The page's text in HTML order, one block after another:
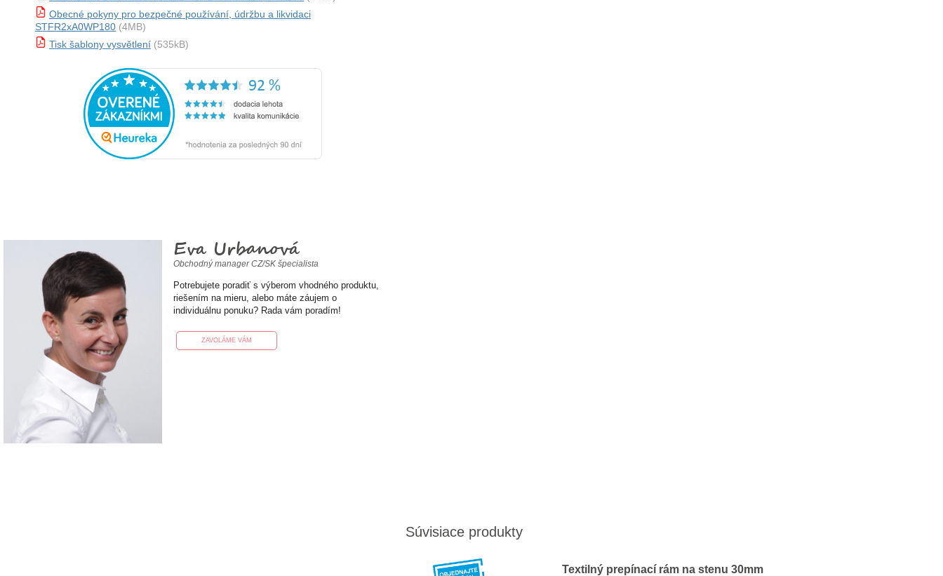
Obecné pokyny pro bezpečné používání, údržbu a likvidaci
STFR2xA0WP180 (4MB)
Tisk šablony vysvětlení (535kB)
Eva Urbanová
Obchodný manager CZ/SK špecialista
Potrebujete poradiť s výberom vhodného produktu,
riešením na mieru, alebo máte záujem o
individuálnu ponuku? Rada vám poradím!
ZAVOLÁME VÁM
Súvisiace produkty
Textilný prepínací rám na stenu 30mm